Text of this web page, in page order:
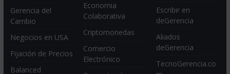
Gerencia del
Cambio
Negocios en USA
Fijación de Precios
Balanced
Economia
Colaborativa
Criptomonedas
Comercio
Electrónico
Escribir en
deGerencia
Aliados
deGerencia
TecnoGerencia.co